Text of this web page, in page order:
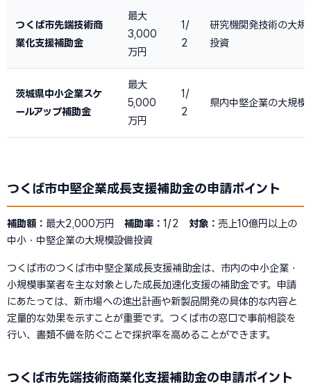
つくば市先端技術商
業化支援補助金
最大
3,000
万円
1/
2
研究機関発技術の大規
投資
茨城県中小企業スケ
ールアップ補助金
最大
5,000
万円
1/
2
県内中堅企業の大規模
つくば市中堅企業成長支援補助金の申請ポイント
補助額： 最大2,000万円 補助率： 1/2 対象： 売上10億円以上の
中小・中堅企業の大規模設備投資
つくば市のつくば市中堅企業成長支援補助金は、市内の中小企業・
小規模事業者を主な対象とした成長加速化支援の補助金です。申請
にあたっては、新市場への進出計画や新製品開発の具体的な内容と
定量的な効果を示すことが重要です。つくば市の窓口で事前相談を
行い、書類不備を防ぐことで採択率を高めることができます。
つくば市先端技術商業化支援補助金の申請ポイント